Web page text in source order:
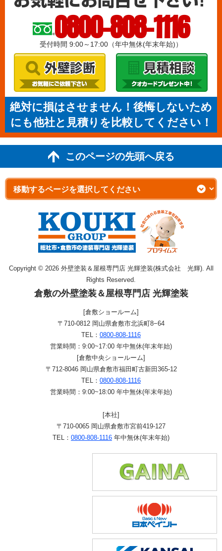
0800-808-1116
受付時間 9:00～17:00（年中無休(年末年始)）
絶対に損はさせません！後悔しないため
にも他社と見積りを比較してください！
このページの先頭へ戻る
Copyright © 2026 外壁塗装＆屋根専門店 光輝塗装(株式会社 光輝). All
Rights Reserved.
倉敷の外壁塗装＆屋根専門店 光輝塗装
[倉敷ショールーム]
〒710-0812 岡山県倉敷市北浜町8−64
TEL： 0800-808-1116
営業時間：9:00~17:00 年中無休(年末年始)
[倉敷中央ショールーム]
〒712-8046 岡山県倉敷市福田町古新田365-12
TEL： 0800-808-1116
営業時間：9:00~18:00 年中無休(年末年始)
[本社]
〒710-0065 岡山県倉敷市宮前419-127
TEL： 0800-808-1116 年中無休(年末年始)